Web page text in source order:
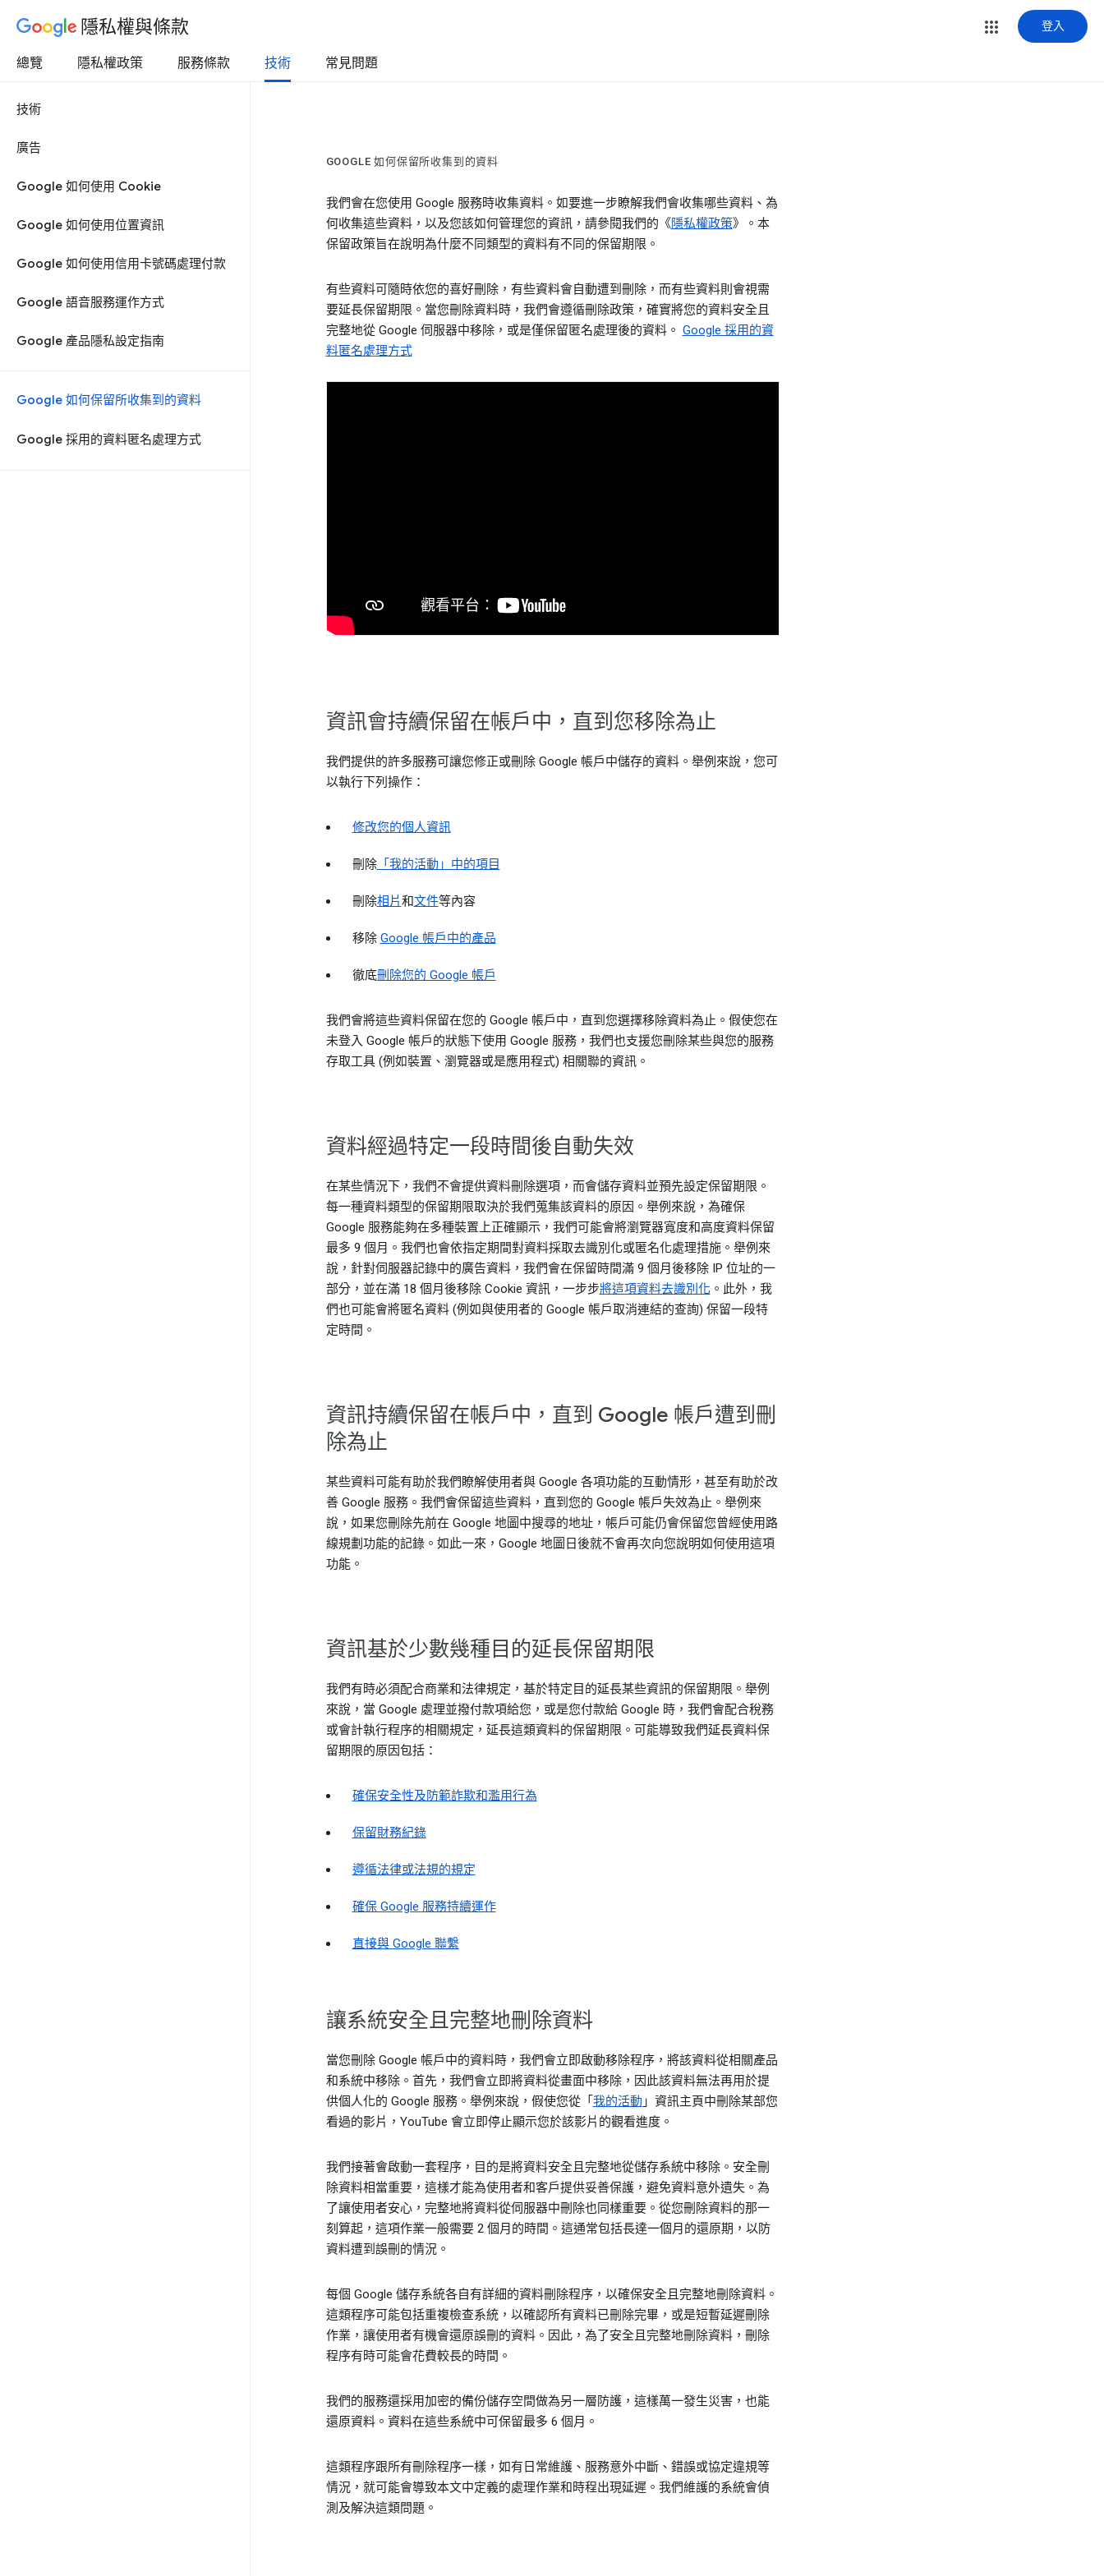
隱私權與條款 登入
總覽 隱私權政策 服務條款 技術 常見問題
技術
廣告
Google 如何使用 Cookie
Google 如何使用位置資訊
Google 如何使用信用卡號碼處理付款
Google 語音服務運作方式
Google 產品隱私設定指南
Google 如何保留所收集到的資料
Google 採用的資料匿名處理方式
GOOGLE 如何保留所收集到的資料
我們會在您使用 Google 服務時收集資料。如要進一步瞭解我們會收集哪些資料、為
何收集這些資料，以及您該如何管理您的資訊，請參閱我們的《隱私權政策》。本
保留政策旨在說明為什麼不同類型的資料有不同的保留期限。
有些資料可隨時依您的喜好刪除，有些資料會自動遭到刪除，而有些資料則會視需
要延長保留期限。當您刪除資料時，我們會遵循刪除政策，確實將您的資料安全且
完整地從 Google 伺服器中移除，或是僅保留匿名處理後的資料。 Google 採用的資
料匿名處理方式
資訊會持續保留在帳戶中，直到您移除為止
我們提供的許多服務可讓您修正或刪除 Google 帳戶中儲存的資料。舉例來說，您可
以執行下列操作：
修改您的個人資訊
刪除「我的活動」中的項目
刪除相片和文件等內容
移除 Google 帳戶中的產品
徹底刪除您的 Google 帳戶
我們會將這些資料保留在您的 Google 帳戶中，直到您選擇移除資料為止。假使您在
未登入 Google 帳戶的狀態下使用 Google 服務，我們也支援您刪除某些與您的服務
存取工具 (例如裝置、瀏覽器或是應用程式) 相關聯的資訊。
資料經過特定一段時間後自動失效
在某些情況下，我們不會提供資料刪除選項，而會儲存資料並預先設定保留期限。
每一種資料類型的保留期限取決於我們蒐集該資料的原因。舉例來說，為確保
Google 服務能夠在多種裝置上正確顯示，我們可能會將瀏覽器寬度和高度資料保留
最多 9 個月。我們也會依指定期間對資料採取去識別化或匿名化處理措施。舉例來
說，針對伺服器記錄中的廣告資料，我們會在保留時間滿 9 個月後移除 IP 位址的一
部分，並在滿 18 個月後移除 Cookie 資訊，一步步將這項資料去識別化。此外，我
們也可能會將匿名資料 (例如與使用者的 Google 帳戶取消連結的查詢) 保留一段特
定時間。
資訊持續保留在帳戶中，直到 Google 帳戶遭到刪
除為止
某些資料可能有助於我們瞭解使用者與 Google 各項功能的互動情形，甚至有助於改
善 Google 服務。我們會保留這些資料，直到您的 Google 帳戶失效為止。舉例來
說，如果您刪除先前在 Google 地圖中搜尋的地址，帳戶可能仍會保留您曾經使用路
線規劃功能的記錄。如此一來，Google 地圖日後就不會再次向您說明如何使用這項
功能。
資訊基於少數幾種目的延長保留期限
我們有時必須配合商業和法律規定，基於特定目的延長某些資訊的保留期限。舉例
來說，當 Google 處理並撥付款項給您，或是您付款給 Google 時，我們會配合稅務
或會計執行程序的相關規定，延長這類資料的保留期限。可能導致我們延長資料保
留期限的原因包括：
確保安全性及防範詐欺和濫用行為
保留財務紀錄
遵循法律或法規的規定
確保 Google 服務持續運作
直接與 Google 聯繫
讓系統安全且完整地刪除資料
當您刪除 Google 帳戶中的資料時，我們會立即啟動移除程序，將該資料從相關產品
和系統中移除。首先，我們會立即將資料從畫面中移除，因此該資料無法再用於提
供個人化的 Google 服務。舉例來說，假使您從「 我的活動 」資訊主頁中刪除某部您
看過的影片，YouTube 會立即停止顯示您於該影片的觀看進度。
我們接著會啟動一套程序，目的是將資料安全且完整地從儲存系統中移除。安全刪
除資料相當重要，這樣才能為使用者和客戶提供妥善保護，避免資料意外遺失。為
了讓使用者安心，完整地將資料從伺服器中刪除也同樣重要。從您刪除資料的那一
刻算起，這項作業一般需要 2 個月的時間。這通常包括長達一個月的還原期，以防
資料遭到誤刪的情況。
每個 Google 儲存系統各自有詳細的資料刪除程序，以確保安全且完整地刪除資料。
這類程序可能包括重複檢查系統，以確認所有資料已刪除完畢，或是短暫延遲刪除
作業，讓使用者有機會還原誤刪的資料。因此，為了安全且完整地刪除資料，刪除
程序有時可能會花費較長的時間。
我們的服務還採用加密的備份儲存空間做為另一層防護，這樣萬一發生災害，也能
還原資料。資料在這些系統中可保留最多 6 個月。
這類程序跟所有刪除程序一樣，如有日常維護、服務意外中斷、錯誤或協定違規等
情況，就可能會導致本文中定義的處理作業和時程出現延遲。我們維護的系統會偵
測及解決這類問題。